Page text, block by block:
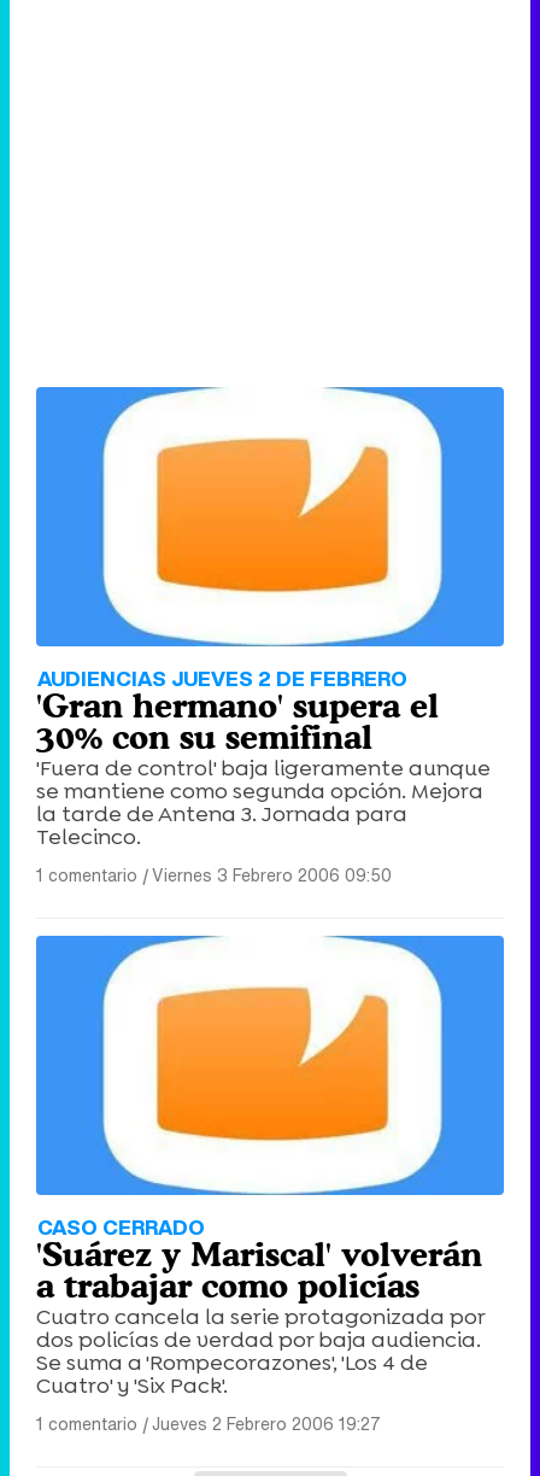
AUDIENCIAS JUEVES 2 DE FEBRERO
'Gran hermano' supera el
30% con su semifinal
'Fuera de control' baja ligeramente aunque
se mantiene como segunda opción. Mejora
la tarde de Antena 3. Jornada para
Telecinco.
1 comentario |Viernes 3 Febrero 2006 09:50
CASO CERRADO
'Suárez y Mariscal' volverán
a trabajar como policías
Cuatro cancela la serie protagonizada por
dos policías de verdad por baja audiencia.
Se suma a 'Rompecorazones', 'Los 4 de
Cuatro' y 'Six Pack'.
1 comentario |Jueves 2 Febrero 2006 19:27